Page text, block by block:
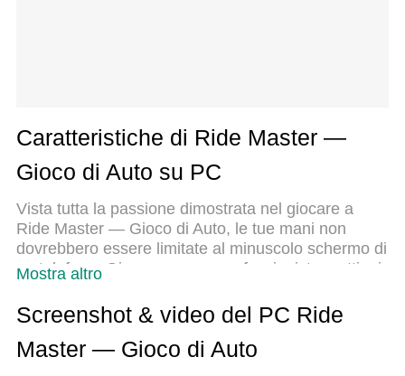
Caratteristiche di Ride Master —
Gioco di Auto su PC
Vista tutta la passione dimostrata nel giocare a
Ride Master — Gioco di Auto, le tue mani non
dovrebbero essere limitate al minuscolo schermo di
un telefono. Gioca come un professionista e ottieni
MEmu ti offre tutto ciò che ti aspetti. Scarica e
gioca a Ride Master — Gioco di Auto su PC. Gioca
quanto vuoi, niente più limitazioni di batteria, dati
Mostra altro
Screenshot & video del PC Ride
Master — Gioco di Auto